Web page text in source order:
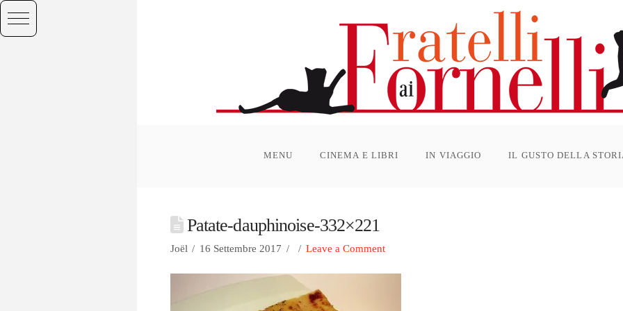
MENU CINEMA E LIBRI IN VIAGGIO IL GUSTO DELLA
Patate-dauphinoise-332×221
Joël 16 Settembre 2017 Leave a Comment